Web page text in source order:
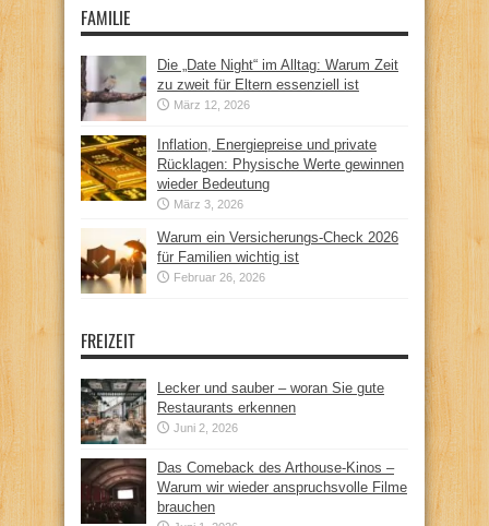
FAMILIE
Die „Date Night“ im Alltag: Warum Zeit
zu zweit für Eltern essenziell ist
März 12, 2026
Inflation, Energiepreise und private
Rücklagen: Physische Werte gewinnen
wieder Bedeutung
März 3, 2026
Warum ein Versicherungs-Check 2026
für Familien wichtig ist
Februar 26, 2026
FREIZEIT
Lecker und sauber – woran Sie gute
Restaurants erkennen
Juni 2, 2026
Das Comeback des Arthouse-Kinos –
Warum wir wieder anspruchsvolle Filme
brauchen